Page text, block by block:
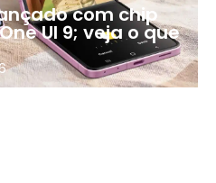
com chip
UI 9; veja o que